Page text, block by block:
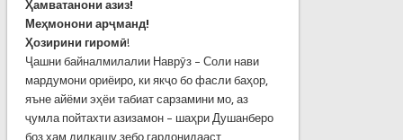
Ҳамватанони азиз!
Меҳмонони арҷманд!
Ҳозирини гиромӣ!
Ҷашни байналмилалии Наврӯз – Соли нави
мардумони ориёиро, ки якҷо бо фасли баҳор,
яъне айёми эҳёи табиат сарзамини мо, аз
ҷумла пойтахти азизамон – шаҳри Душанберо
боз ҳам дилкашу зебо гардонидааст